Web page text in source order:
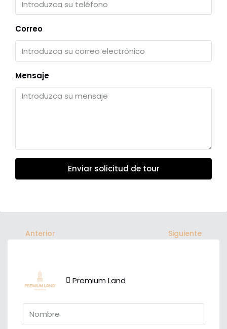
Correo
Mensaje
Enviar solicitud de tour
Anterior Siguiente
Premium Land